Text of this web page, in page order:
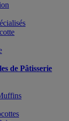
de Pâtisserie